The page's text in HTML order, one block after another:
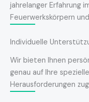
jahrelanger Erfahrung
Feuerwerkskörpern
Individuelle
Wir bieten Ihnen
genau auf Ihre
Herausforderungen